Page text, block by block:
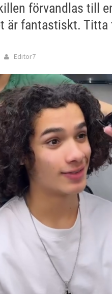
förvandlas till
är fantastiskt.
Editor7